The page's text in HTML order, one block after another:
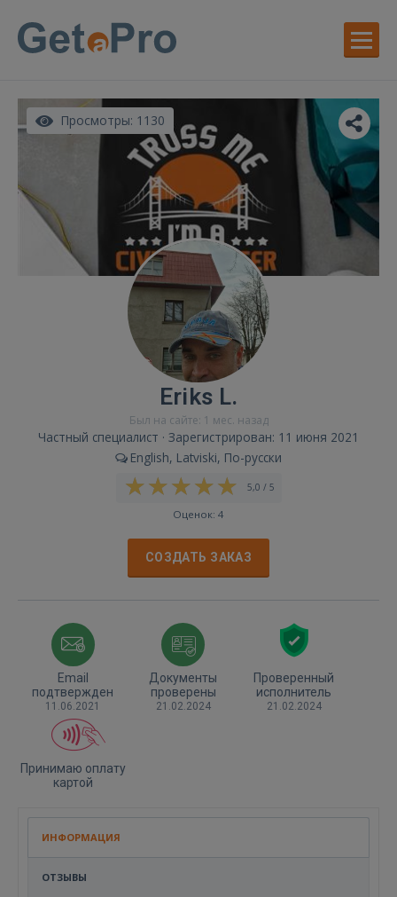
Просмотры: 1130
Eriks L.
Был на сайте: 1 мес. назад
Частный специалист · Зарегистрирован: 11 июня 2021
English, Latviski, По-русски
5,0 / 5
Оценок: 4
СОЗДАТЬ ЗАКАЗ
Email
подтвержден
11.06.2021
Документы
проверены
21.02.2024
Проверенный
исполнитель
21.02.2024
Принимаю оплату
картой
ИНФОРМАЦИЯ
ОТЗЫВЫ